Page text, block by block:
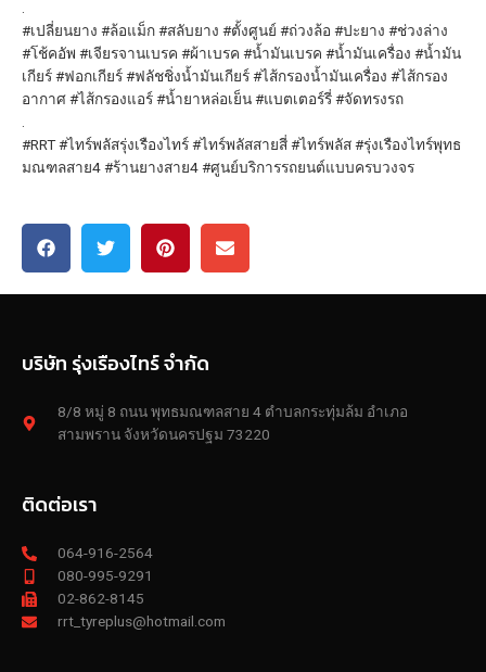
#เปลี่ยนยาง #ล้อแม็ก#สลับยาง #ตั้งศูนย์ #ถ่วงล้อ #ปะยาง #ช่วงล่าง
#โช้คอัพ #เจียรจานเบรค #ผ้าเบรค #น้ำมันเบรค #น้ำมันเครื่อง #น้ำมัน
เกียร์#ฟอกเกียร์#ฟลัชชิ่งน้ำมันเกียร์#ไส้กรองน้ำมันเครื่อง #ไส้กรอง
อากาศ#ไส้กรองแอร์#น้ำยาหล่อเย็น#แบตเตอร์รี่#จัดทรงรถ
#RRT#ไทร์พลัสรุ่งเรืองไทร์#ไทร์พลัสสายสี่#ไทร์พลัส#รุ่งเรืองไทร์พุทธ
มณฑลสาย4#ร้านยางสาย4#ศูนย์บริการรถยนต์แบบครบวงจร
บริษัท รุ่งเรืองไทร์ จำกัด
8/8 หมู่ 8 ถนน พุทธมณฑลสาย 4 ตำบลกระทุ่มล้ม อำเภอ
สามพราน จังหวัดนครปฐม 73220
ติดต่อเรา
064-916-2564
080-995-9291
02-862-8145
rrt_tyreplus@hotmail.com